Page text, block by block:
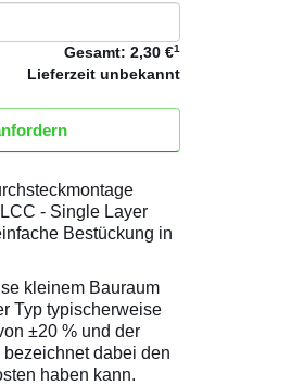
Gesamt: 2,30 €1
Lieferzeit unbekannt
- Single Layer
Bestückung in
kleinem Bauraum
Typ typischerweise
±20 % und der
dabei den
haben kann.